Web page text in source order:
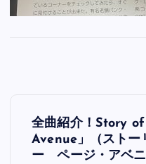
投
稿
全曲紹介！Story
Avenue」（ストー
ー ページ・アベニ